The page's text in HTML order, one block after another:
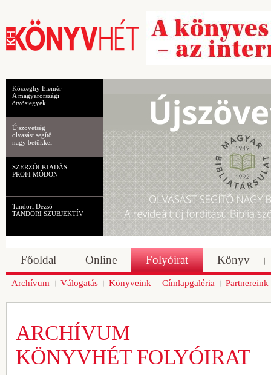
Kőszeghy Elemér
A magyarországi
ötvösjegyek...
Újszövetség
olvasást segítő
nagy betűkkel
SZERZŐI KIADÁS
PROFI MÓDON
Tandori Dezső
TANDORI SZUBJEKTÍV
Főoldal Online Folyóirat Könyv
Archívum Válogatás Könyveink Címlapgaléria Partnereink
ARCHÍVUM
KÖNYVHÉT FOLYÓIRAT